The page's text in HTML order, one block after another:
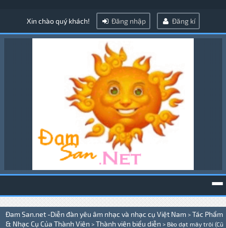
Xin chào quý khách! Đăng nhập Đăng kí
Đam San.net -Diễn đàn yêu âm nhạc và nhạc cụ Việt Nam > Tác Phẩm
& Nhạc Cụ Của Thành Viên > Thành viên biểu diễn > Bèo dạt mây trôi (Cũ